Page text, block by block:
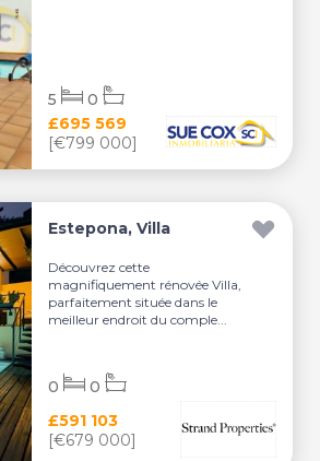
£695 569
[€799 000]
5 0
Estepona, Villa
Découvrez cette
magnifiquement rénovée Villa,
parfaitement située dans le
meilleur endroit du comple...
£591 103
[€679 000]
0 0